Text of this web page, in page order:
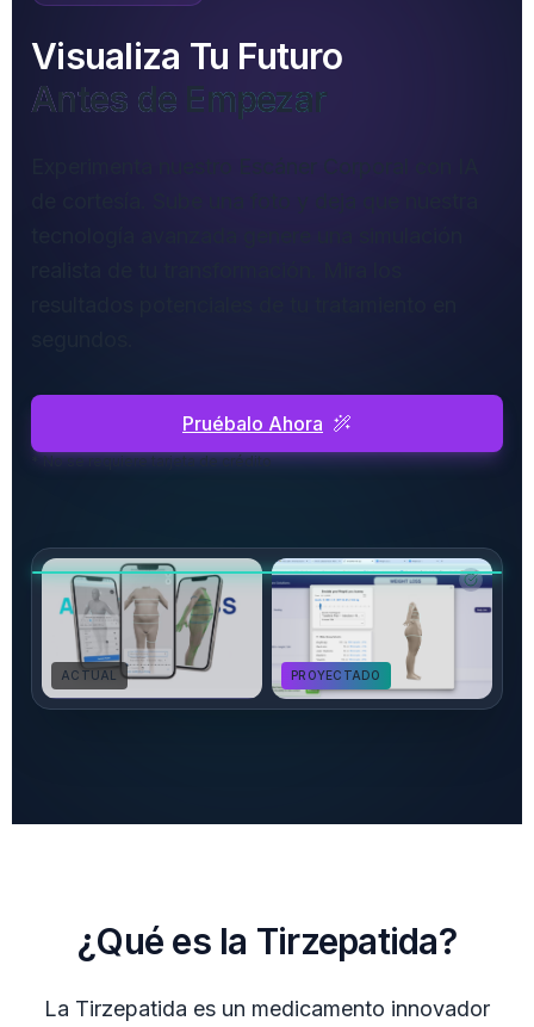
Visualiza Tu Futuro
Antes de Empezar
Pruébalo Ahora
* No se requiere tarjeta de crédito
ACTUAL PROYECTADO
¿Qué es la Tirzepatida?
La Tirzepatida es un medicamento innovador